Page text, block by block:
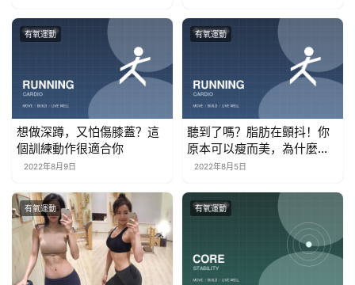
有氧運動
想做深蹲，又怕傷膝蓋？這
個訓練動作很適合你
2022年8月9日
有氧運動
聽到了嗎？脂肪在顫抖！你
原本可以瘦而美，為什麼下
不了決心呢
2022年8月5日
有氧運動 有氧運動